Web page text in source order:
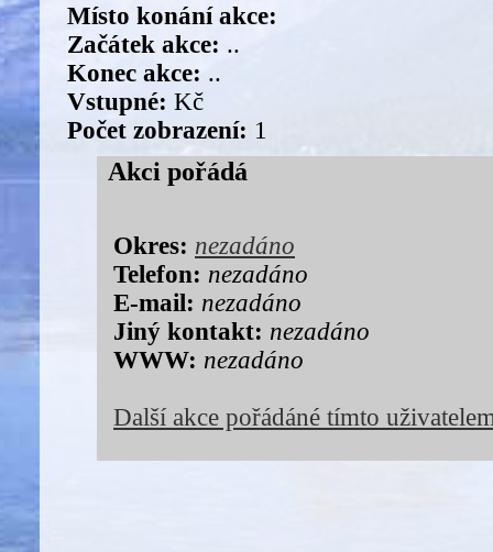
Místo konání akce:
Začátek akce: ..
Konec akce: ..
Vstupné: Kč
Počet zobrazení: 1
Akci pořádá
Okres: nezadáno
Telefon: nezadáno
E-mail: nezadáno
Jiný kontakt: nezadáno
WWW: nezadáno
Další akce pořádáné tímto